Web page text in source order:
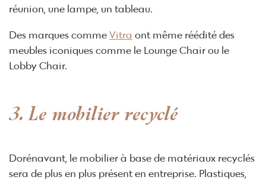
réunion, une lampe, un tableau.
Des marques comme Vitra ont même réédité des
meubles iconiques comme le Lounge Chair ou le
Lobby Chair.
3. Le mobilier recyclé
Dorénavant, le mobilier à base de matériaux recyclés
sera de plus en plus présent en entreprise. Plastiques,